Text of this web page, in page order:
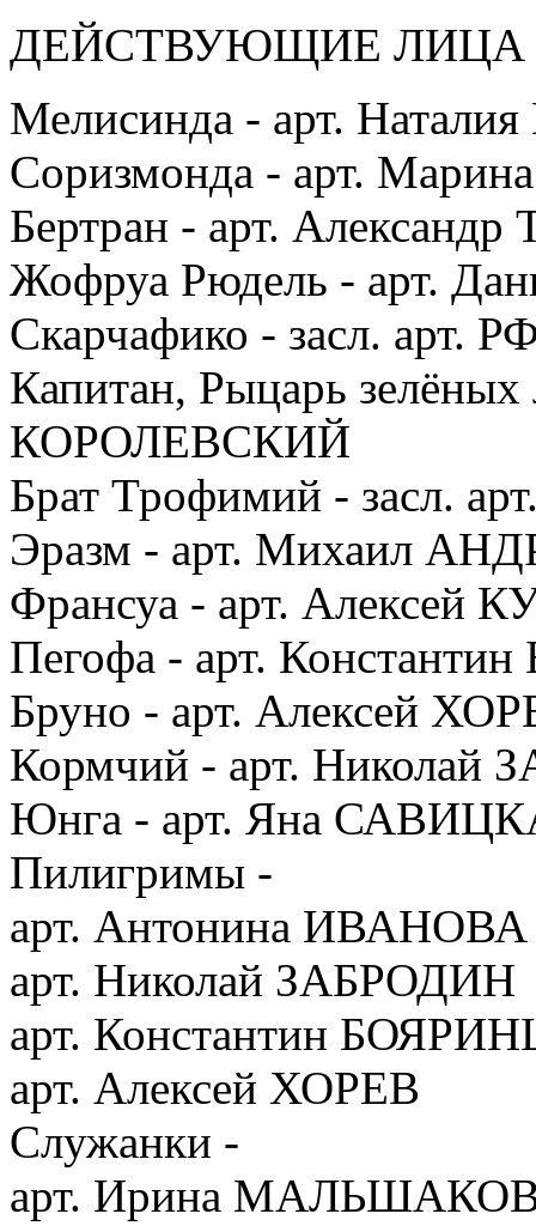
ДЕЙСТВУЮЩИЕ ЛИЦА
Мелисинда - арт.
Соризмонда - арт.
Бертран - арт.
Жофруа Рюдель - арт.
Скарчафико - засл. арт.
Капитан, Рыцарь зелёных
КОРОЛЕВСКИЙ
Брат Трофимий - засл.
Эразм - арт. Михаил
Франсуа - арт. Алексей
Пегофа - арт.
Бруно - арт. Алексей
Кормчий - арт. Николай
Юнга - арт. Яна
Пилигримы -
арт. Антонина ИВАНОВА
арт. Николай ЗАБРОДИН
арт. Константин
арт. Алексей ХОРЕВ
Служанки -
арт. Ирина